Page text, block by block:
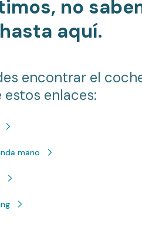
no
aquí.
encontrar el
estos enlaces:
mano